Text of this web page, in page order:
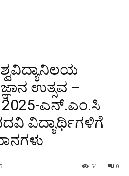
ಉತ್ಸವ –
ಎನ್.ಎಂ.ಸಿ
ವಿದ್ಯಾರ್ಥಿಗಳಿಗೆ
0
54